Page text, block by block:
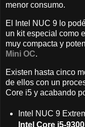
menor consumo.
El Intel NUC 9 lo
un kit especial como
muy compacta y
Mini OC.
Existen hasta cinco
de ellos con un
Core i5 y acabando
Intel NUC 9
Intel Core i5-